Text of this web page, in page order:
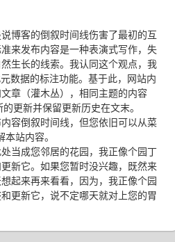
博客的倒叙时间线伤害了最初的互
来发布内容是一种表演式写作，失
生长的线索。我认同这个观点，我
数据的标注功能。基于此，网站内
章（灌木丛），相同主题的内容
更新并保留更新历史在文末。
容倒叙时间线，但您依旧可以从菜
站内容。
当成您邻居的花园，我正像个园丁
新它。如果您暂时没兴趣，既然来
起来再来看看，因为，我正像个园
更新它，说不定哪天就对上您的胃